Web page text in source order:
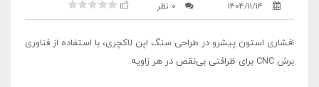
1404/11/14 0 نظر
افشاری استون پیشرو در طراحی سنگ اپن لاکچری، با استفاده از فناوری
برش CNC برای ظرافتی بی‌نقص در هر زاویه.